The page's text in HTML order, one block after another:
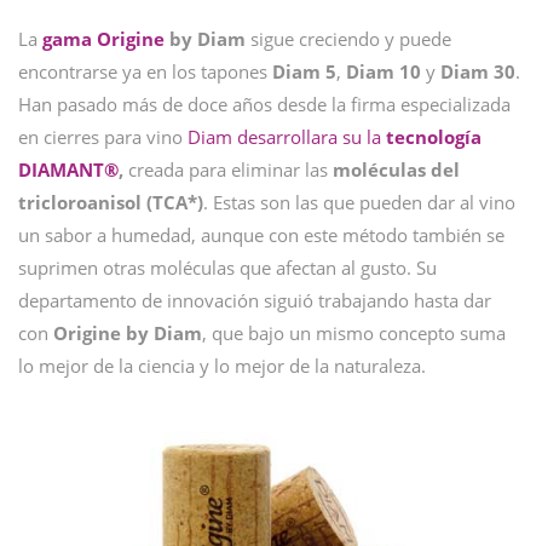
La gama Origine by Diam sigue creciendo y puede
encontrarse ya en los tapones Diam 5, Diam 10 y Diam 30.
Han pasado más de doce años desde la firma especializada
en cierres para vino Diam desarrollara su la tecnología
DIAMANT®, creada para eliminar las moléculas del
tricloroanisol (TCA*). Estas son las que pueden dar al vino
un sabor a humedad, aunque con este método también se
suprimen otras moléculas que afectan al gusto. Su
departamento de innovación siguió trabajando hasta dar
con Origine by Diam, que bajo un mismo concepto suma
lo mejor de la ciencia y lo mejor de la naturaleza.